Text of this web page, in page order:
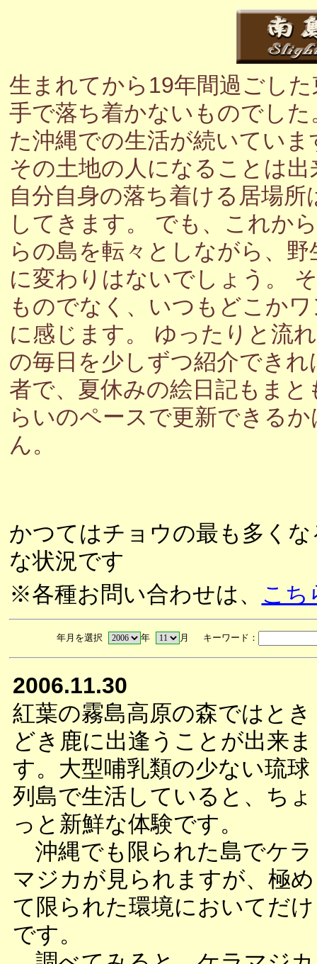
生まれてから19年間過ごし
手で落ち着かないものでし
た沖縄での生活が続いてい
その土地の人になることは
自分自身の落ち着ける居場
してきます。 でも、これか
らの島を転々としながら、
に変わりはないでしょう。
ものでなく、いつもどこか
に感じます。 ゆったりと流
の毎日を少しずつ紹介でき
者で、夏休みの絵日記もま
らいのペースで更新できる
ん。
かつてはチョウの最も多く
な状況です
※各種お問い合わせは、 こち
年月を選択 年 月 キーワード：
2006.11.30
紅葉の霧島高原の森ではとき
どき鹿に出逢うことが出来ま
す。大型哺乳類の少ない琉球
列島で生活していると、ちょ
っと新鮮な体験です。
沖縄でも限られた島でケラ
マジカが見られますが、極め
て限られた環境においてだけ
です。